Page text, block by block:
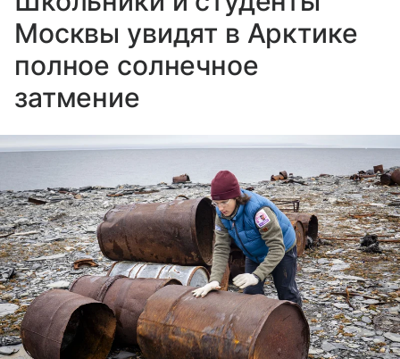
Москвы увидят в Арктике
полное солнечное
затмение